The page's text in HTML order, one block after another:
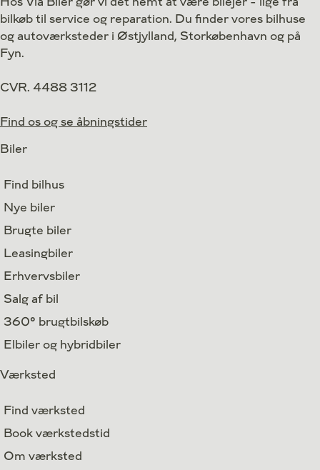
bilkøb til service og reparation. Du finder vores bilhuse
og autoværksteder i Østjylland, Storkøbenhavn og på
Fyn.
CVR. 4488 3112
Find os og se åbningstider
Biler
Find bilhus
Nye biler
Brugte biler
Leasingbiler
Erhvervsbiler
Salg af bil
360° brugtbilskøb
Elbiler og hybridbiler
Værksted
Find værksted
Book værkstedstid
Om værksted